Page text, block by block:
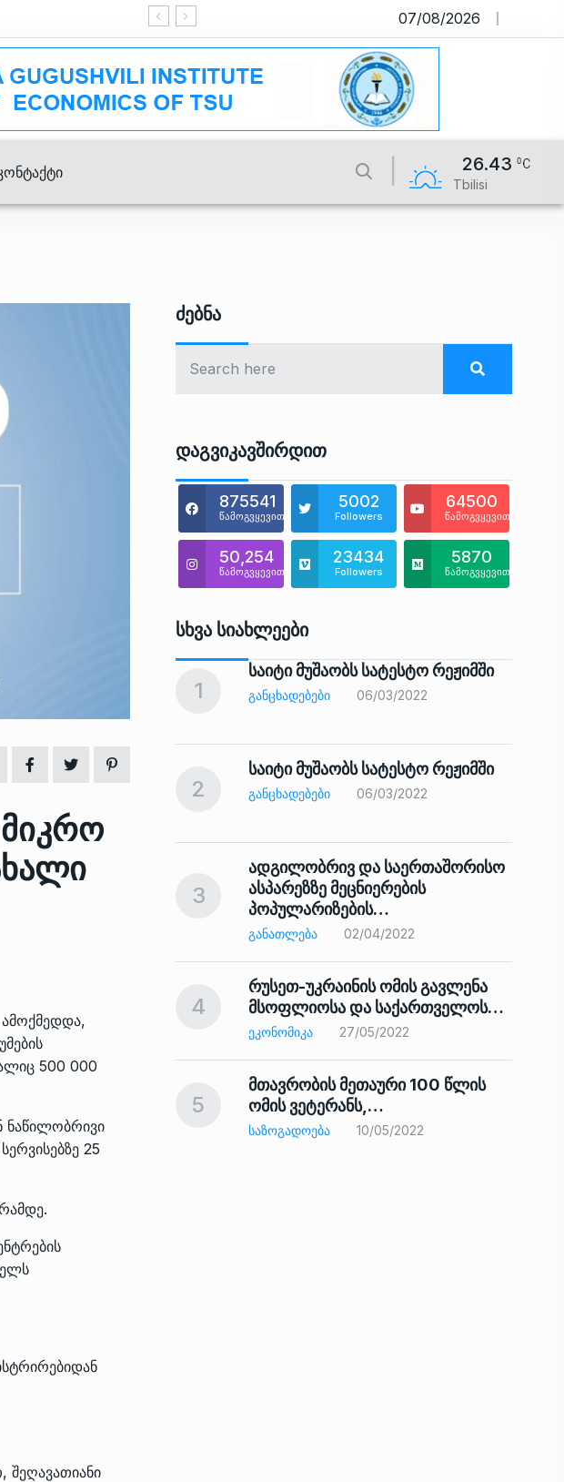
საიტი მუშაობს სატესტო რეჟიმში
07/08/2026
26.43
Tbilisi
500 000
ნაწილობრივი
25
შეღავათიანი
Ძებნა
Დაგვიკავშირდით
875541
წამოგვყევით
5002
Followers
64500
წამოგვყევით
50,254
წამოგვყევით
23434
Followers
5870
წამოგვყევით
Სხვა Სიახლეები
დაუცველთა
13/05/2022
გვაქვს
სტარტაპერებს…
15/05/2022
ახლად
ოზურგეთის…
1
საიტი მუშაობს სატესტო რეჟიმში
ᲒᲐᲜᲪᲮᲐᲓᲔᲑᲔᲑᲘ 06/03/2022
2
საიტი მუშაობს სატესტო რეჟიმში
ᲒᲐᲜᲪᲮᲐᲓᲔᲑᲔᲑᲘ 06/03/2022
3
ადგილობრივ და საერთაშორისო
ასპარეზზე მეცნიერების
პოპულარიზების…
ᲒᲐᲜᲐᲗᲚᲔᲑᲐ 02/04/2022
4
რუსეთ-უკრაინის ომის გავლენა
მსოფლიოსა და საქართველოს…
ᲔᲙᲝᲜᲝᲛᲘᲙᲐ 27/05/2022
5
მთავრობის მეთაური 100 წლის
ომის ვეტერანს,…
ᲡᲐᲖᲝᲒᲐᲓᲝᲔᲑᲐ 10/05/2022